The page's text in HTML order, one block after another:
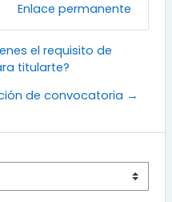
Enlace permanente
el requisito de
titularte?
de convocatoria →